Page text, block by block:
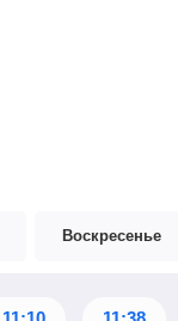
Воскресенье